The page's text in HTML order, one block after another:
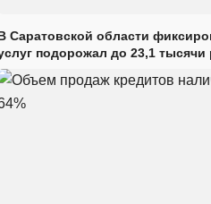
Саратовской области
подорожал до 23,1 тысячи